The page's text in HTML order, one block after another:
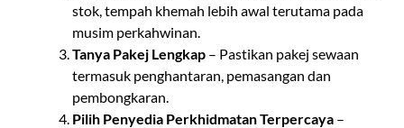
stok, tempah khemah lebih awal terutama pada
musim perkahwinan.
Tanya Pakej Lengkap – Pastikan pakej sewaan
termasuk penghantaran, pemasangan dan
pembongkaran.
Pilih Penyedia Perkhidmatan Terpercaya –